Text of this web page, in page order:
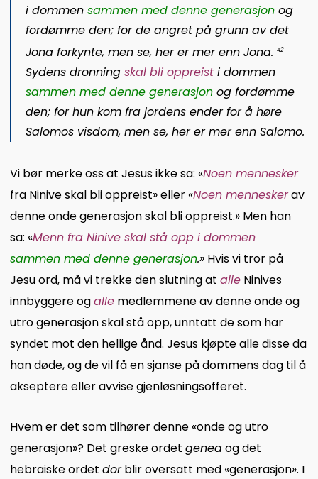
i dommen sammen med denne generasjonog
fordømme den; for de angret på grunn av det
Jona forkynte, men se, her er mer enn Jona. 42
Sydens dronning skal bli oppreisti dommen
sammen med denne generasjon og fordømme
den; for hun kom fra jordens ender for å høre
Salomos visdom, men se, her er mer enn Salomo.
Vi bør merke oss at Jesus ikke sa: «Noen mennesker
fra Ninive skal bli oppreist» eller «Noen menneskerav
denne onde generasjon skal bli oppreist.» Men han
sa: «Menn fra Ninive skal stå opp i dommen
sammen med denne generasjon.»Hvis vi tror på
Jesu ord, må vi trekke den slutning at alle Ninives
innbyggere ogallemedlemmene av denne onde og
utro generasjon skal stå opp, unntatt de som har
syndet mot den hellige ånd. Jesus kjøpte alle disse da
han døde, og de vil få en sjanse på dommens dag til å
akseptere eller avvise gjenløsningsofferet.
Hvem er det som tilhører denne «onde og utro
generasjon»? Det greske ordet geneaog det
hebraiske ordet dorblir oversatt med «generasjon». I